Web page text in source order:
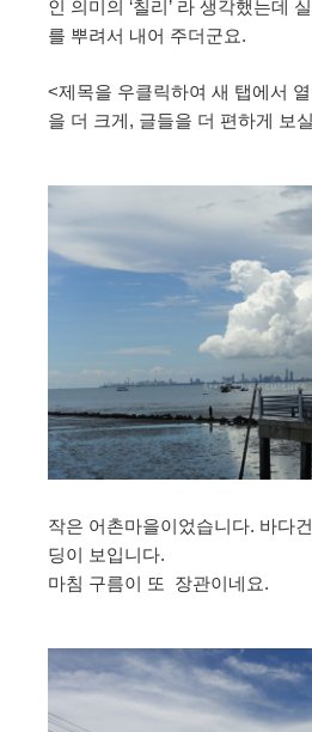
인 의미의 ‘칠리’ 라 생각했는데
를 뿌려서 내어 주더군요.
<제목을 우클릭하여 새 탭에서
을 더 크게, 글들을 더 편하게 보
작은 어촌마을이었습니다. 바다
딩이 보입니다.
마침 구름이 또 장관이네요.